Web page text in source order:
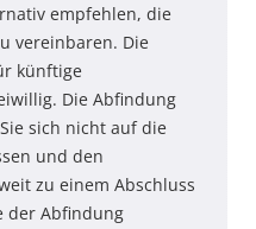
empfehlen, die
vereinbaren. Die
künftige
Die Abfindung
sich nicht auf die
und den
zu einem Abschluss
der Abfindung